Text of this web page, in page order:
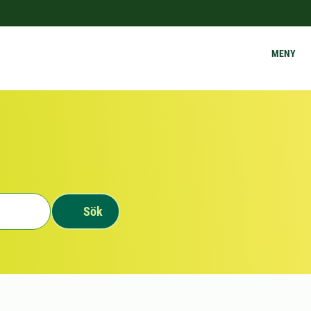
MENY
Sök